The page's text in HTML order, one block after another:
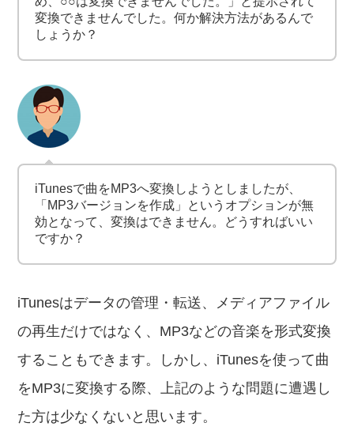
変換できませんでした。何か解決方法があるんで
しょうか？
iTunesで曲をMP3へ変換しようとしましたが、
「MP3バージョンを作成」というオプションが無
効となって、変換はできません。どうすればいい
ですか？
iTunesはデータの管理・転送、メディアファイル
の再生だけではなく、MP3などの音楽を形式変換
することもできます。しかし、iTunesを使って曲
をMP3に変換する際、上記のような問題に遭遇し
た方は少なくないと思います。